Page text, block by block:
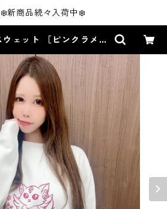
❄️新商品続々入荷中❄️
ウェット ［ピンクラメ］